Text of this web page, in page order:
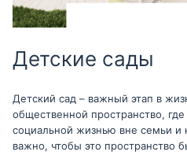
Детские сады
Детский сад – важный этап в
общественной пространство,
социальной жизнью вне семьи и
важно, чтобы это пространство